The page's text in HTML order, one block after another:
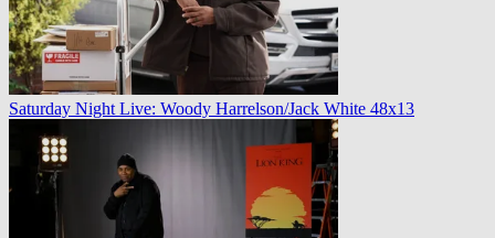
Saturday Night Live: Woody Harrelson/Jack White 48x13